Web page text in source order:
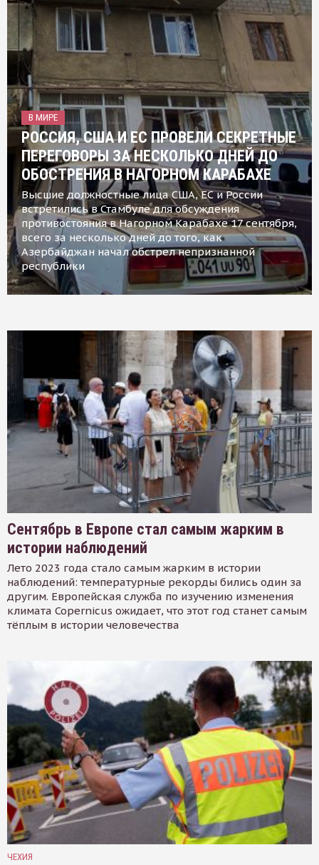
В МИРЕ
РОССИЯ, США И ЕС ПРОВЕЛИ СЕКРЕТНЫЕ
ПЕРЕГОВОРЫ ЗА НЕСКОЛЬКО ДНЕЙ ДО
ОБОСТРЕНИЯ В НАГОРНОМ КАРАБАХЕ
Высшие должностные лица США, ЕС и России
встретились в Стамбуле для обсуждения
противостояния в Нагорном Карабахе 17 сентября,
всего за несколько дней до того, как
Азербайджан начал обстрел непризнанной
республики
Сентябрь в Европе стал самым жарким в
истории наблюдений
Лето 2023 года стало самым жарким в истории
наблюдений: температурные рекорды бились один за
другим. Европейская служба по изучению изменения
климата Copernicus ожидает, что этот год станет самым
тёплым в истории человечества
ЧЕХИЯ